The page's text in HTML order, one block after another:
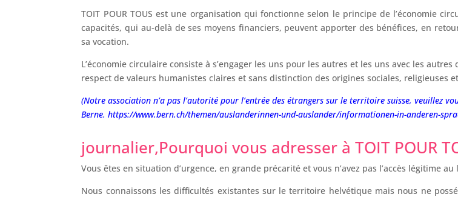
TOIT POUR TOUS est une organisation qui fonctionne selon le principe de l’économie
capacités, qui au-delà de ses moyens financiers, peuvent apporter des bénéfices, en
sa vocation.
L’économie circulaire consiste à s’engager les uns pour les autres et les uns avec les
respect de valeurs humanistes claires et sans distinction des origines sociales, religieuses
(Notre association n’a pas l’autorité pour l’entrée des étrangers sur le territoire suisse, veuillez
Berne. https://www.bern.ch/themen/auslanderinnen-und-auslander/informationen-in-anderen-
journalier,Pourquoi vous adresser à TOIT POUR
Vous êtes en situation d’urgence, en grande précarité et vous n’avez pas l’accès légitime au
Nous connaissons les difficultés existantes sur le territoire helvétique mais nous ne